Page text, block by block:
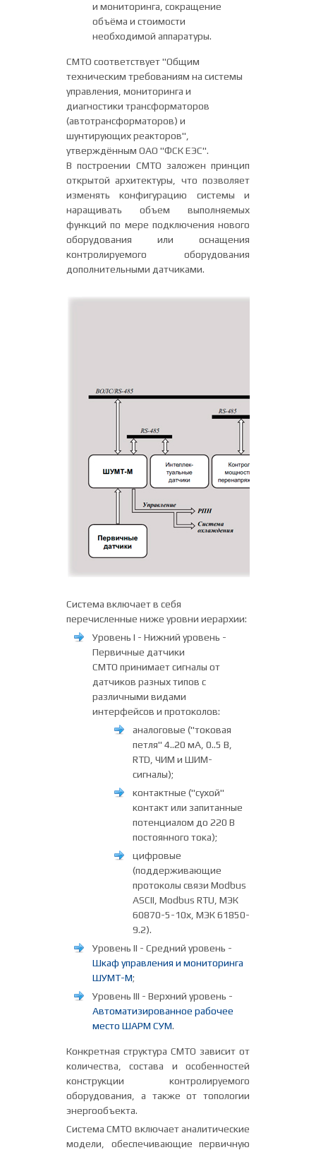
и мониторинга, сокращение
объёма и стоимости
необходимой аппаратуры.
СМТО соответствует "Общим
техническим требованиям на системы
управления, мониторинга и
диагностики трансформаторов
(автотрансформаторов) и
шунтирующих реакторов",
утверждённым ОАО "ФСК ЕЭС".
В построении СМТО заложен принцип
открытой архитектуры, что позволяет
изменять конфигурацию системы и
наращивать объем выполняемых
функций по мере подключения нового
оборудования или оснащения
контролируемого оборудования
дополнительными датчиками.
Система включает в себя
перечисленные ниже уровни иерархии:
Уровень I - Нижний уровень -
Первичные датчики
СМТО принимает сигналы от
датчиков разных типов с
различными видами
интерфейсов и протоколов:
аналоговые ("токовая
петля" 4..20 мА, 0..5 В,
RTD, ЧИМ и ШИМ-
сигналы);
контактные ("сухой"
контакт или запитанные
потенциалом до 220 В
постоянного тока);
цифровые
(поддерживающие
протоколы связи Modbus
ASCII, Modbus RTU, МЭК
60870-5-10х, МЭК 61850-
9.2).
Уровень II - Средний уровень -
Шкаф управления и мониторинга
ШУМТ-М;
Уровень III - Верхний уровень -
Автоматизированное рабочее
место ШАРМ СУМ.
Конкретная структура СМТО зависит от
количества, состава и особенностей
конструкции контролируемого
оборудования, а также от топологии
энергообъекта.
Система СМТО включает аналитические
модели, обеспечивающие первичную